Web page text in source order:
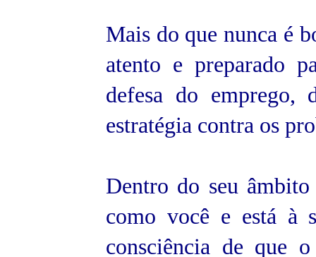
Mais do que nunca é
atento e preparado
defesa do
estratégia contra os
Dentro do seu
como você e está à
consciência de que o